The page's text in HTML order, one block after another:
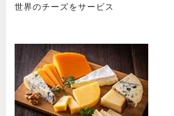
世界のチーズをサービス